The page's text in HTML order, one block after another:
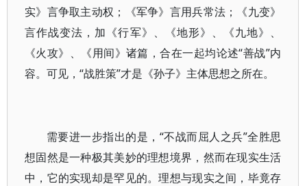
实》言争取主动权；《军争》言用兵常法；《九变》
言作战变法，加《行军》、《地形》、《九地》、
《火攻》、《用间》诸篇，合在一起均论述“善战”内
容。可见，“战胜策”才是《孙子》主体思想之所在。
需要进一步指出的是，“不战而屈人之兵”全胜思
想固然是一种极其美妙的理想境界，然而在现实生活
中，它的实现却是罕见的。理想与现实之间，毕竟存